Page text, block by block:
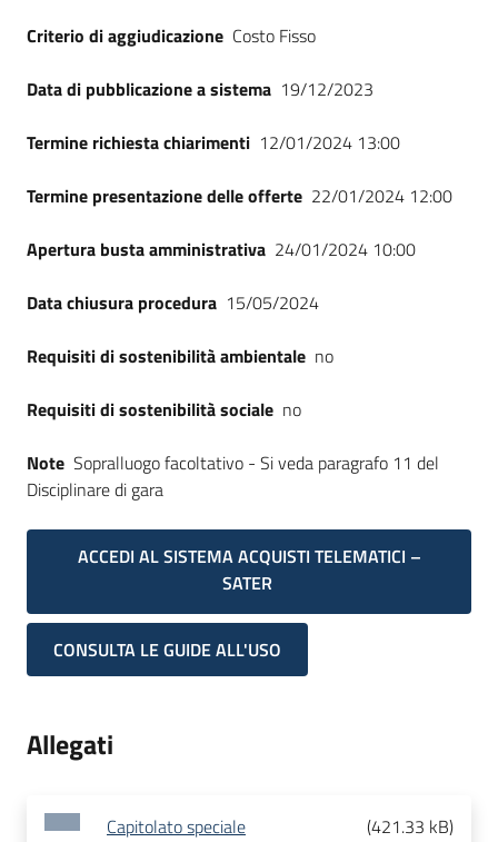
Criterio di aggiudicazione Costo Fisso
Data di pubblicazione a sistema 19/12/2023
Termine richiesta chiarimenti 12/01/2024 13:00
Termine presentazione delle offerte 22/01/2024 12:00
Apertura busta amministrativa 24/01/2024 10:00
Data chiusura procedura 15/05/2024
Requisiti di sostenibilità ambientale no
Requisiti di sostenibilità sociale no
Note Sopralluogo facoltativo - Si veda paragrafo 11 del
Disciplinare di gara
ACCEDI AL SISTEMA ACQUISTI TELEMATICI –
SATER
CONSULTA LE GUIDE ALL'USO
Allegati
Capitolato speciale (421.33 kB)